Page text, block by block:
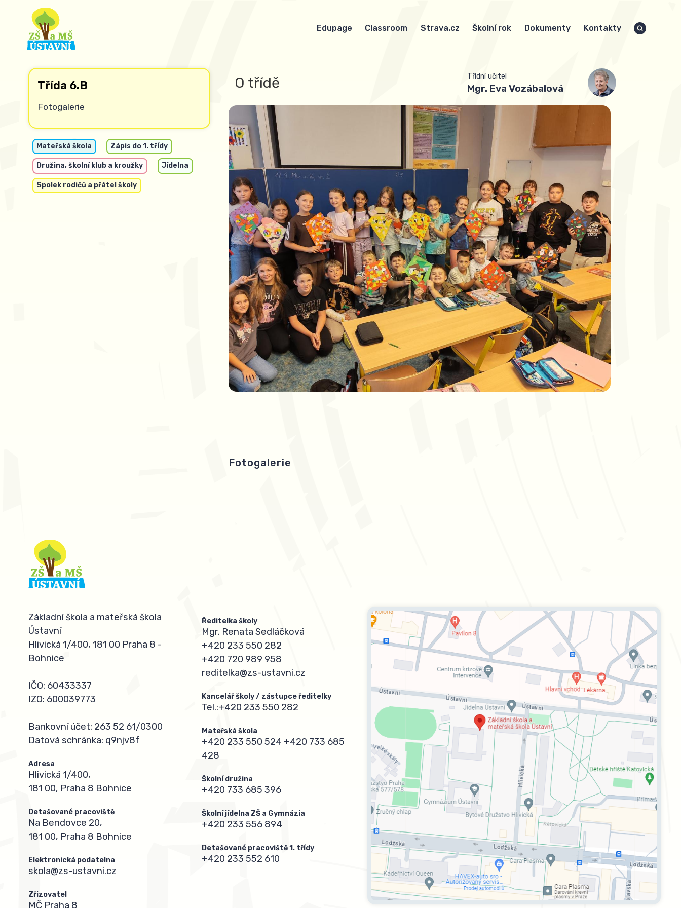
Edupage Classroom Strava.cz Školní rok Dokumenty Kontakty
Třída 6.B
Fotogalerie
Mateřská škola Zápis do 1. třídy
Družina, školní klub a kroužky Jídelna
Spolek rodičů a přátel školy
Třídní učitel
Mgr. Eva Vozábalová
O třídě
Fotogalerie
Základní škola a mateřská škola
Ústavní
Hlivická 1/400, 181 00 Praha 8 -
Bohnice
IČO: 60433337
IZO: 600039773
Bankovní účet: 263 52 61/0300
Datová schránka: q9njv8f
Adresa
Hlivická 1/400,
181 00, Praha 8 Bohnice
Detašované pracoviště
Na Bendovce 20,
181 00, Praha 8 Bohnice
Elektronická podatelna
skola@zs-ustavni.cz
Zřizovatel
MČ Praha 8
Ředitelka školy
Mgr. Renata Sedláčková
+420 233 550 282
+420 720 989 958
reditelka@zs-ustavni.cz
Kancelář školy / zástupce ředitelky
Tel.:+420 233 550 282
Mateřská škola
+420 233 550 524 +420 733 685
428
Školní družina
+420 733 685 396
Školní jídelna ZŠ a Gymnázia
+420 233 556 894
Detašované pracoviště 1. třídy
+420 233 552 610